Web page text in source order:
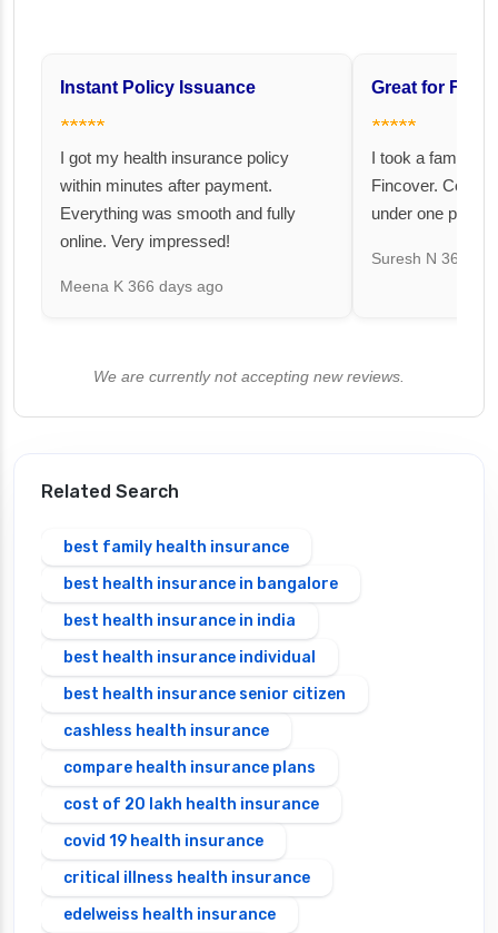
Instant Policy Issuance
★★★★★
I got my health insurance policy
within minutes after payment.
Everything was smooth and fully
online. Very impressed!
Meena K 366 days ago
Great for
★★★★★
I took a family
Fincover.
under one
Suresh N 367
We are currently not accepting new reviews.
Related Search
best family health insurance
best health insurance in bangalore
best health insurance in india
best health insurance individual
best health insurance senior citizen
cashless health insurance
compare health insurance plans
cost of 20 lakh health insurance
covid 19 health insurance
critical illness health insurance
edelweiss health insurance